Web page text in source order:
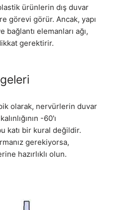
ürünlerin dış duvar
görevi görür. Ancak, yapı
elemanları ağı,
gerektirir.
olarak, nervürlerin duvar
-60'ı
katı bir kural değildir.
gerekiyorsa,
hazırlıklı olun.